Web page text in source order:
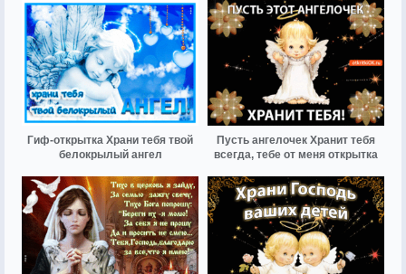
Гиф-открытка Храни тебя твой
белокрылый ангел
Пусть ангелочек Хранит тебя
всегда, тебе от меня открытка